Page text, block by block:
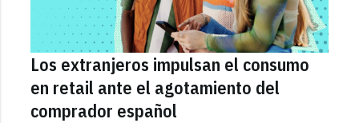
Los extranjeros impulsan el consumo
en retail ante el agotamiento del
comprador español